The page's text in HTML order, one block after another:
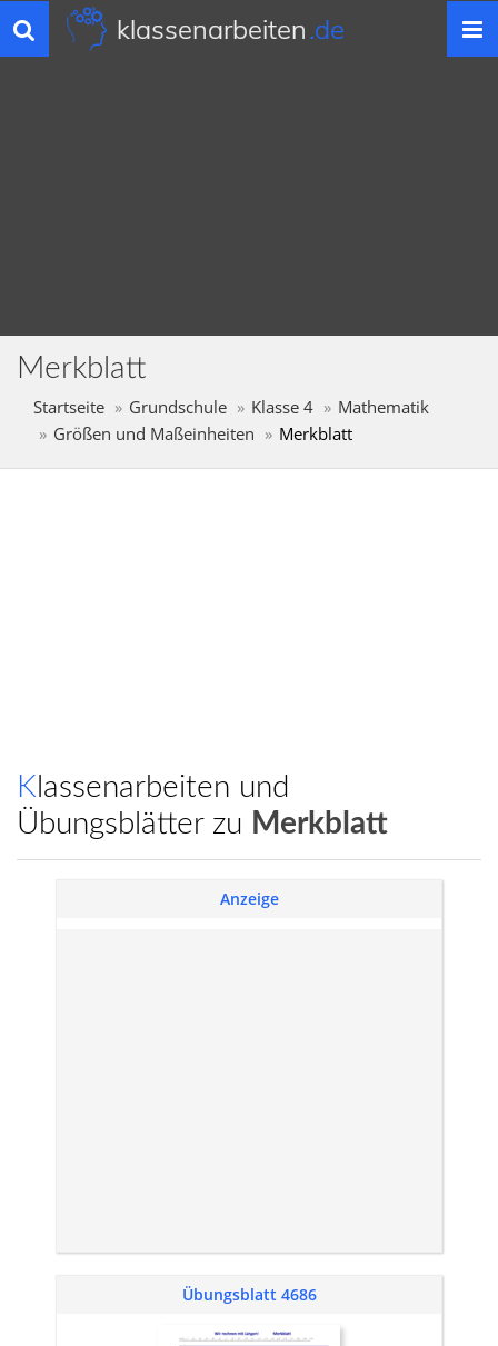
Toggle
navigation
klassenarbeiten.de
Merkblatt
Startseite Grundschule Klasse 4
Mathematik
Größen und Maßeinheiten
Merkblatt
Klassenarbeiten und
Übungsblätter zu Merkblatt
Anzeige
Übungsblatt 4686